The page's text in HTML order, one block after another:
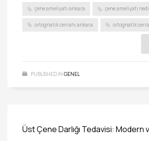
çene ameliyatı ankara çene ameliyatı
ortognatik cerrahi ankara ortognatik
PUBLISHED IN GENEL
Üst Çene Darlığı Tedavisi: Modern